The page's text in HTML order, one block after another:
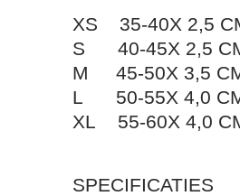
XS 35-40X 2,5
S 40-45X 2,5
M 45-50X 3,5
L 50-55X 4,0
XL 55-60X 4,0
SPECIFICATIES